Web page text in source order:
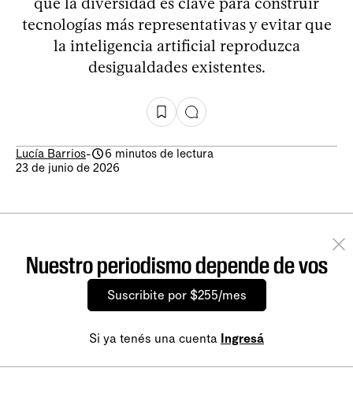
tecnologías más representativas y evitar que
la inteligencia artificial reproduzca
desigualdades existentes.
Lucía Barrios-
6 minutos de lectura
23 de junio de 2026
Nuestro periodismo depende de vos
Suscribite por $255/mes
Si ya tenés una cuenta Ingresá